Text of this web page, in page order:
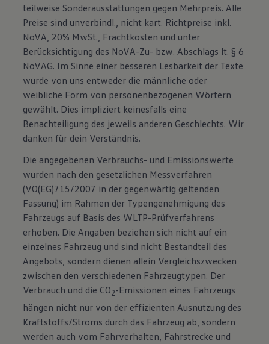
teilweise Sonderausstattungen gegen Mehrpreis. Alle
Preise sind unverbindl., nicht kart. Richtpreise inkl.
NoVA, 20% MwSt., Frachtkosten und unter
Berücksichtigung des NoVA-Zu- bzw. Abschlags lt. § 6
NoVAG. Im Sinne einer besseren Lesbarkeit der Texte
wurde von uns entweder die männliche oder
weibliche Form von personenbezogenen Wörtern
gewählt. Dies impliziert keinesfalls eine
Benachteiligung des jeweils anderen Geschlechts. Wir
danken für dein Verständnis.
Die angegebenen Verbrauchs- und Emissionswerte
wurden nach den gesetzlichen Messverfahren
(VO(EG)715/2007 in der gegenwärtig geltenden
Fassung) im Rahmen der Typengenehmigung des
Fahrzeugs auf Basis des WLTP-Prüfverfahrens
erhoben. Die Angaben beziehen sich nicht auf ein
einzelnes Fahrzeug und sind nicht Bestandteil des
Angebots, sondern dienen allein Vergleichszwecken
zwischen den verschiedenen Fahrzeugtypen. Der
Verbrauch und die CO2-Emissionen eines Fahrzeugs
hängen nicht nur von der effizienten Ausnutzung des
Kraftstoffs/Stroms durch das Fahrzeug ab, sondern
werden auch vom Fahrverhalten, Fahrstrecke und